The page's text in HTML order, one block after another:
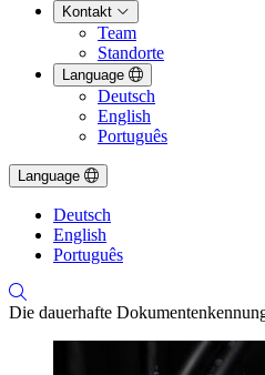
Kontakt
Team
Standorte
Language
Deutsch
English
Português
Language
Deutsch
English
Português
Die dauerhafte